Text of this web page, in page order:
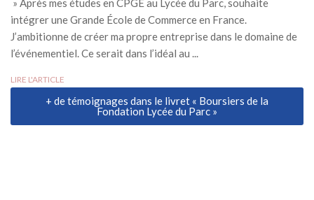
» Après mes études en CPGE au Lycée du Parc, souhaite
intégrer une Grande École de Commerce en France.
J’ambitionne de créer ma propre entreprise dans le domaine de
l’événementiel. Ce serait dans l’idéal au ...
LIRE L'ARTICLE
+ de témoignages dans le livret « Boursiers de la
Fondation Lycée du Parc »